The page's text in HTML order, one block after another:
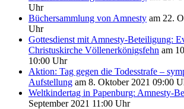
Uhr
Büchersammlung von Amnesty am 22.
Uhr
Gottesdienst mit Amnesty-Beteiligung:
Christuskirche Völlenerkönigsfehn am
10:00 Uhr
Aktion: Tag gegen die Todesstrafe –
Aufstellung am 8. Oktober 2021 09:00
Weltkindertag in Papenburg: Amnesty-
September 2021 11:00 Uhr